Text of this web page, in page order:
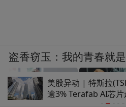
美股异动 | 特斯拉
逾3% Terafab AI芯片
盗香窃玉：我的青春就